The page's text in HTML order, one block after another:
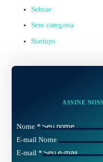
Sebrae
Sem categoria
Startups
ASSINE
Nome *
E-mail Nome
E-mail *